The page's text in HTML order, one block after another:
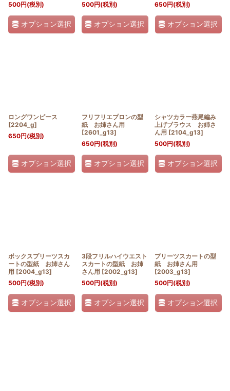
500円(税別)
オプション選択
500円(税別)
オプション選択
650円(税別)
オプション選択
ロングワンピース
[2204_g]
650円(税別)
オプション選択
フリフリエプロンの型
紙 お姉さん用
[2601_g13]
650円(税別)
オプション選択
シャツカラー燕尾編み
上げブラウス お姉さ
ん用 [2104_g13]
500円(税別)
オプション選択
ボックスプリーツスカ
ートの型紙 お姉さん
用 [2004_g13]
500円(税別)
オプション選択
3段フリルハイウエスト
スカートの型紙 お姉
さん用 [2002_g13]
500円(税別)
オプション選択
プリーツスカートの型
紙 お姉さん用
[2003_g13]
500円(税別)
オプション選択